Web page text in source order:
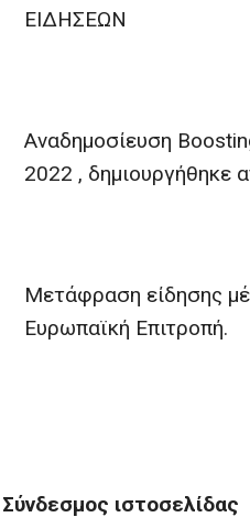
ΕΙΔΗΣΕΩΝ
Αναδημοσίευση
2022 , δημιουργήθηκε
Μετάφραση είδησης
Ευρωπαϊκή Επιτροπή.
Σύνδεσμος ιστοσελίδας